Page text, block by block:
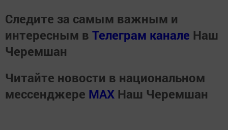
Следите за самым важным и
интересным в Телеграм канале Наш
Черемшан
Читайте новости в национальном
мессенджере MАХ Наш Черемшан